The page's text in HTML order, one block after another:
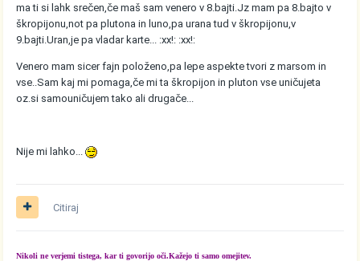
ma ti si lahk srečen,če maš sam venero v 8.bajti.Jz mam pa 8.bajto v
škropijonu,not pa plutona in luno,pa urana tud v škropijonu,v
9.bajti.Uran,je pa vladar karte... :xx!: :xx!:
Venero mam sicer fajn položeno,pa lepe aspekte tvori z marsom in
vse..Sam kaj mi pomaga,če mi ta škropijon in pluton vse uničujeta
oz.si samouničujem tako ali drugače...
Nije mi lahko...
Citiraj
Nikoli ne verjemi tistega, kar ti govorijo oči.Kažejo ti samo omejitev.